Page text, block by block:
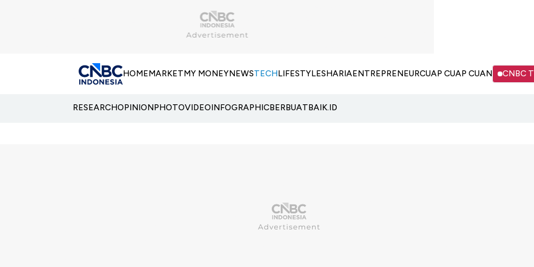
HOMEMARKETMY MONEYNEWSTECHLIFESTYLESHARIAENTREPRENEURCUAP CUAP CUAN CNBC
RESEARCHOPINIONPHOTOVIDEOINFOGRAPHICBERBUATBAIK.ID